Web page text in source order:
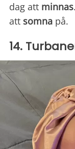
dag att minnas
att somna på.
14.